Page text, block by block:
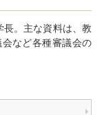
長。主な資料は、教
など各種審議会の